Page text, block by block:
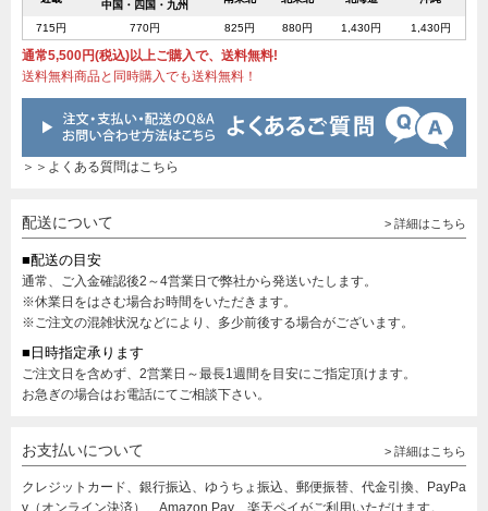
中国・四国・九州
715円 770円 825円 880円 1,430円 1,430円
通常5,500円(税込)以上ご購入で、送料無料!
送料無料商品と同時購入でも送料無料！
＞＞よくある質問はこちら
配送について > 詳細はこちら
■配送の目安
通常、ご入金確認後2～4営業日で弊社から発送いたします。
※休業日をはさむ場合お時間をいただきます。
※ご注文の混雑状況などにより、多少前後する場合がございます。
■日時指定承ります
ご注文日を含めず、2営業日～最長1週間を目安にご指定頂けます。
お急ぎの場合はお電話にてご相談下さい。
お支払いについて > 詳細はこちら
クレジットカード、銀行振込、ゆうちょ振込、郵便振替、代金引換、PayPa
y（オンライン決済）、Amazon Pay、楽天ペイがご利用いただけます。